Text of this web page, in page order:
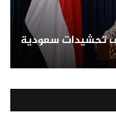
تحشيدات سعودية